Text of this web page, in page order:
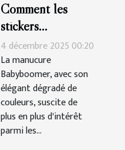
Comment les
stickers
simplifient-ils la
réalisation d'une
manucure
Babyboomer ?
4 décembre 2025 00:20
La manucure
Babyboomer, avec son
élégant dégradé de
couleurs, suscite de
plus en plus d'intérêt
parmi les...